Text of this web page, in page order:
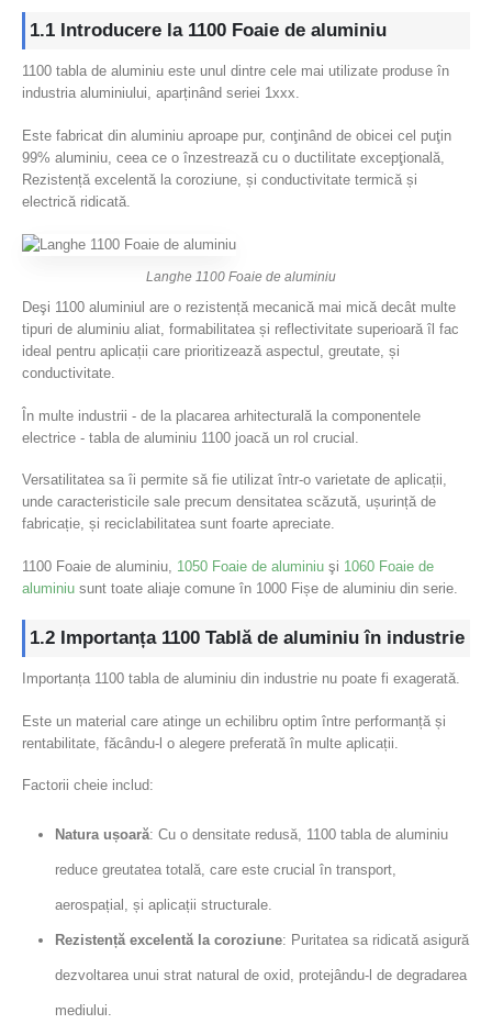
1.1 Introducere la 1100 Foaie de aluminiu
1100 tabla de aluminiu este unul dintre cele mai utilizate produse în
industria aluminiului, aparținând seriei 1xxx.
Este fabricat din aluminiu aproape pur, conţinând de obicei cel puţin
99% aluminiu, ceea ce o înzestrează cu o ductilitate excepţională,
Rezistență excelentă la coroziune, și conductivitate termică și
electrică ridicată.
Langhe 1100 Foaie de aluminiu
Deşi 1100 aluminiul are o rezistență mecanică mai mică decât multe
tipuri de aluminiu aliat, formabilitatea și reflectivitate superioară îl fac
ideal pentru aplicații care prioritizează aspectul, greutate, și
conductivitate.
În multe industrii - de la placarea arhitecturală la componentele
electrice - tabla de aluminiu 1100 joacă un rol crucial.
Versatilitatea sa îi permite să fie utilizat într-o varietate de aplicații,
unde caracteristicile sale precum densitatea scăzută, ușurință de
fabricație, și reciclabilitatea sunt foarte apreciate.
1100 Foaie de aluminiu, 1050 Foaie de aluminiu şi 1060 Foaie de
aluminiu sunt toate aliaje comune în 1000 Fișe de aluminiu din serie.
1.2 Importanța 1100 Tablă de aluminiu în industrie
Importanța 1100 tabla de aluminiu din industrie nu poate fi exagerată.
Este un material care atinge un echilibru optim între performanță și
rentabilitate, făcându-l o alegere preferată în multe aplicații.
Factorii cheie includ:
Natura ușoară: Cu o densitate redusă, 1100 tabla de aluminiu
reduce greutatea totală, care este crucial în transport,
aerospațial, și aplicații structurale.
Rezistență excelentă la coroziune: Puritatea sa ridicată asigură
dezvoltarea unui strat natural de oxid, protejându-l de degradarea
mediului.